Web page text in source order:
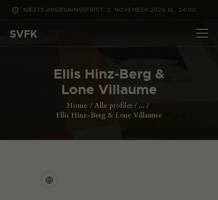
NÆSTE ANSØGNINGSFRIST: 2. NOVEMBER 2026 KL. 24:00
SVFK
Ellis Hinz-Berg &
Lone Villaume
Home Alle profiler
...
Ellis Hinz-Berg & Lone Villaume
DET SKER
PROJEKTER
ANSØG